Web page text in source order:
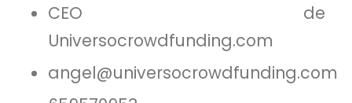
CEO de
Universocrowdfunding.com
angel@universocrowdfunding.com